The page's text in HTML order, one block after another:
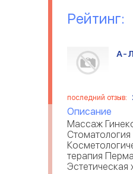
Рейтинг:
А-
последний отзыв:
Описание
Массаж
терапия
Эстетическая